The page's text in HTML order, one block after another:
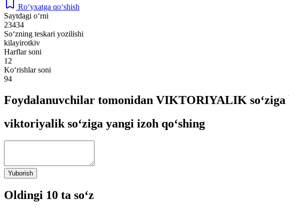
Ro‘yxatga qo‘shish
Saytdagi o‘rni
23434
So‘zning teskari yozilishi
kilayirotkiv
Harflar soni
12
Ko‘rishlar soni
94
Foydalanuvchilar tomonidan VIKTORIYALIK so‘ziga
viktoriyalik so‘ziga yangi izoh qo‘shing
Yuborish
Oldingi 10 ta so‘z